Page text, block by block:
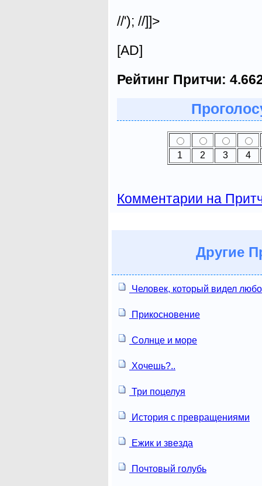
//'); //]]>
[AD]
Рейтинг Притчи:
1 2 3 4
Комментарии на
Другие
Человек, который видел
Прикосновение
Солнце и море
Хочешь?..
Три поцелуя
История с превращениями
Ежик и звезда
Почтовый голубь